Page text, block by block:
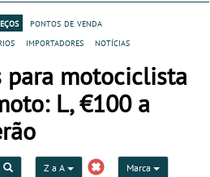
pontos de venda
importadores notícias
para motociclista
L, €100 a
Z a A Marca